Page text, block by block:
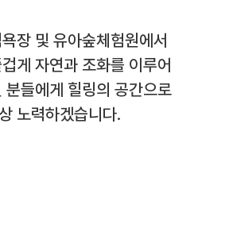
장 및 유아숲체험원에서
게 자연과 조화를 이루어
분들에게 힐링의 공간으로
노력하겠습니다.